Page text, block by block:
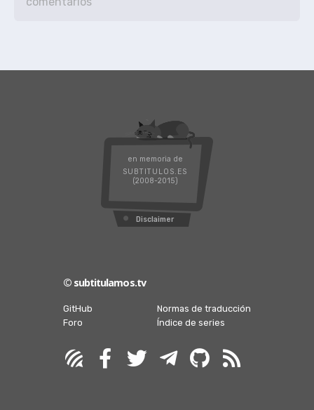
en memoria de
SUBTITULOS.ES
(2008-2015)
Disclaimer
© subtitulamos.tv
GitHub
Normas de traducción
Foro
Índice de series